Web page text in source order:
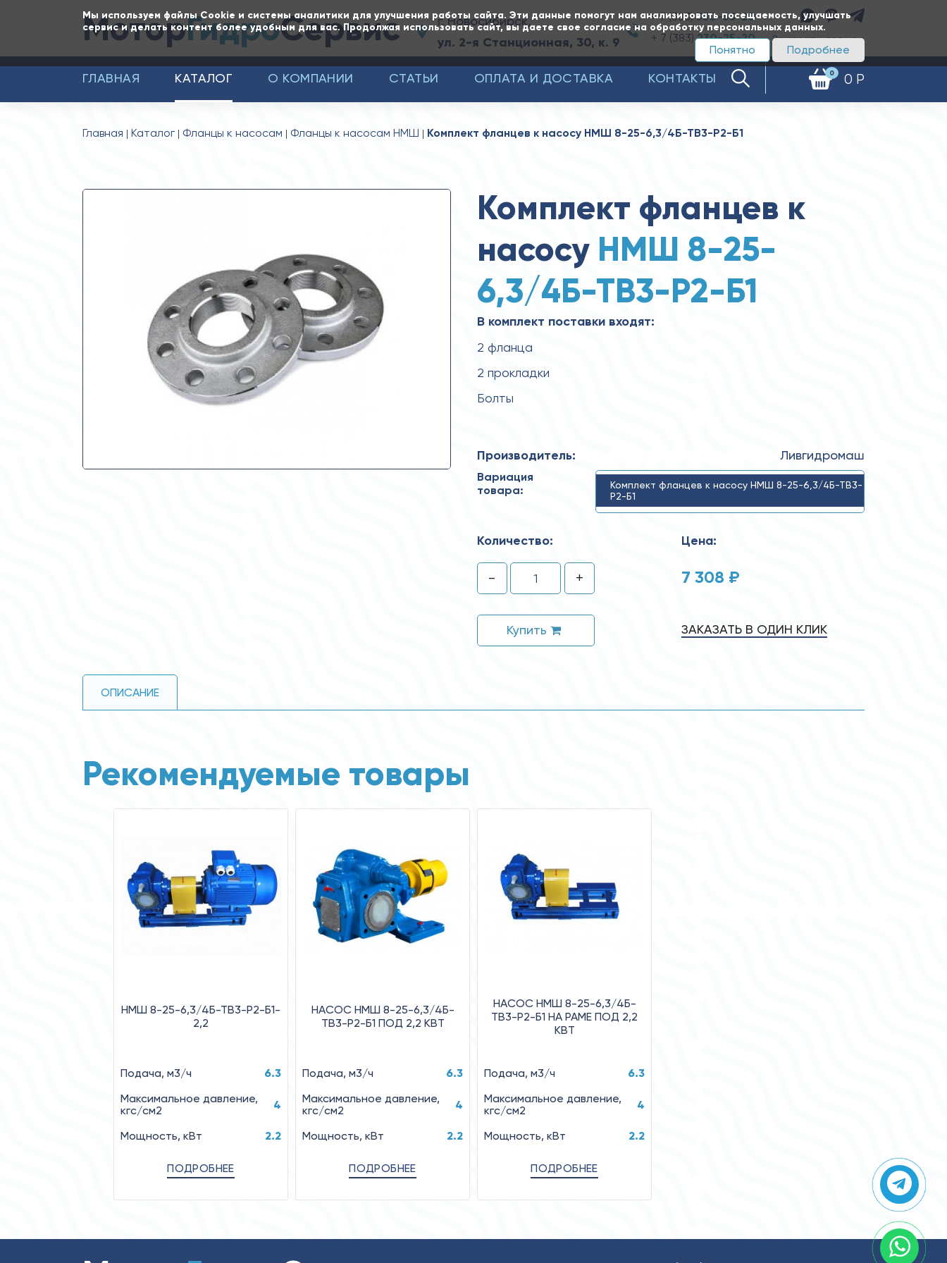
Мы используем файлы Cookie и системы аналитики для улучшения работы сайта. Эти данные помогут нам анализировать посещаемость, улучшать
сервис и делать контент более удобным для вас. Продолжая использовать сайт, вы даете свое согласие на обработку персональных данных.
Подробнее
Понятно
МоторГидроСервис г. Новосибирск,
ул. 2-я Станционная, 30, к. 9
+ 7 (383)350-65-20
+ 7 (383)230-25-20 Заказать звонок
0 0 Р
ГЛАВНАЯ КАТАЛОГ О КОМПАНИИ СТАТЬИ ОПЛАТА И ДОСТАВКА КОНТАКТЫ
Главная Каталог Фланцы к насосам Фланцы к насосам НМШ Комплект фланцев к насосу НМШ 8-25-6,3/4Б-ТВ3-Р2-Б1
Комплект фланцев к
насосу НМШ 8-25-
6,3/4Б-ТВ3-Р2-Б1
В комплект поставки входят:
2 фланца
2 прокладки
Болты
Производитель: Ливгидромаш
Вариация
товара:
Комплект фланцев к насосу НМШ 8-25-6,3/4Б-ТВ3-
Р2-Б1
Количество:
- +
Купить
Цена:
7 308 ₽
ЗАКАЗАТЬ В ОДИН КЛИК
ОПИСАНИЕ
Рекомендуемые товары
НМШ 8-25-6,3/4Б-ТВ3-Р2-Б1-
2,2
Подача, м3/ч
6.3
Максимальное давление,
кгс/см2
4
Мощность, кВт 2.2
ПОДРОБНЕЕ
НАСОС НМШ 8-25-6,3/4Б-
ТВ3-Р2-Б1 ПОД 2,2 КВТ
Подача, м3/ч
6.3
Максимальное давление,
кгс/см2
4
Мощность, кВт 2.2
ПОДРОБНЕЕ
НАСОС НМШ 8-25-6,3/4Б-
ТВ3-Р2-Б1 НА РАМЕ ПОД 2,2
КВТ
Подача, м3/ч
6.3
Максимальное давление,
кгс/см2
4
Мощность, кВт 2.2
ПОДРОБНЕЕ